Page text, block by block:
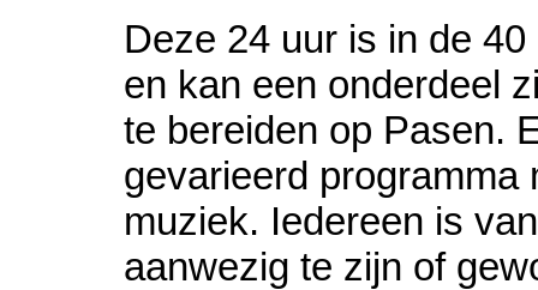
Deze 24 uur is in de 40
en kan een onderdeel
te bereiden op Pasen.
gevarieerd programma
muziek. Iedereen is
aanwezig te zijn of